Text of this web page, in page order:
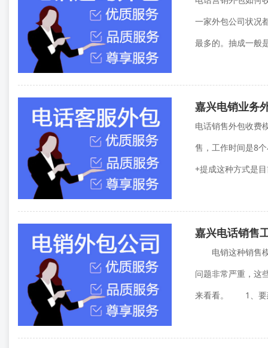
一家外包公司状况
最多的。抽成一般
嘉兴电销业务
电话销售外包收费
售，工作时间是8
+提成这种方式是
嘉兴电话销售
电销这种销售模
问题非常严重，这
来看看。 1、要建